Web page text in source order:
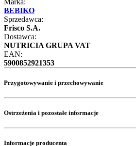
BEBIKO
Sprzedawca:
Frisco S.A.
Dostawca:
NUTRICIA GRUPA VAT
EAN:
5900852921353
Przygotowywanie i przechowywanie
Ostrzeżenia i pozostałe informacje
Informacje producenta